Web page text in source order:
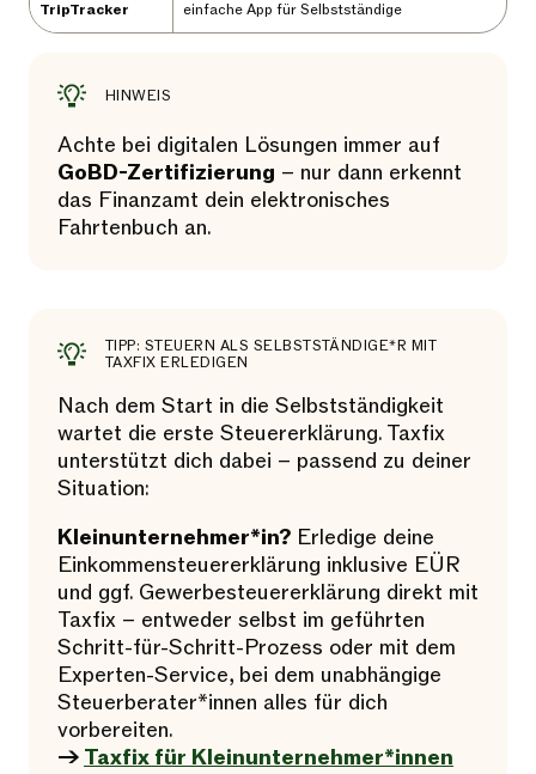
TripTracker einfache App für Selbstständige
HINWEIS
Achte bei digitalen Lösungen immer auf
GoBD-Zertifizierung – nur dann erkennt
das Finanzamt dein elektronisches
Fahrtenbuch an.
TIPP: STEUERN ALS SELBSTSTÄNDIGE*R MIT
TAXFIX ERLEDIGEN
Nach dem Start in die Selbstständigkeit
wartet die erste Steuererklärung. Taxfix
unterstützt dich dabei – passend zu deiner
Situation:
Kleinunternehmer*in? Erledige deine
Einkommensteuererklärung inklusive EÜR
und ggf. Gewerbesteuererklärung direkt mit
Taxfix – entweder selbst im geführten
Schritt-für-Schritt-Prozess oder mit dem
Experten-Service, bei dem unabhängige
Steuerberater*innen alles für dich
vorbereiten.
→ Taxfix für Kleinunternehmer*innen